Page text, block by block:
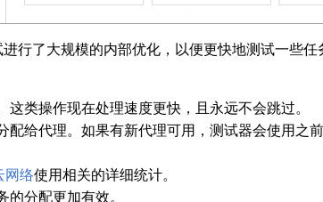
行了大规模的内部优化，以便更快地测试一些任
这类操作现在处理速度更快，且永远不会跳过。
配给代理。如果有新代理可用，测试器会使用之
网络使用相关的详细统计。
分配更加有效。